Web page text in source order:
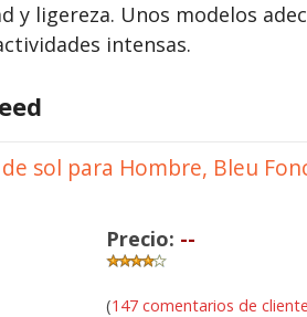
y ligereza. Unos modelos
intensas.
sol para Hombre, Bleu
Precio: --
(147 comentarios de